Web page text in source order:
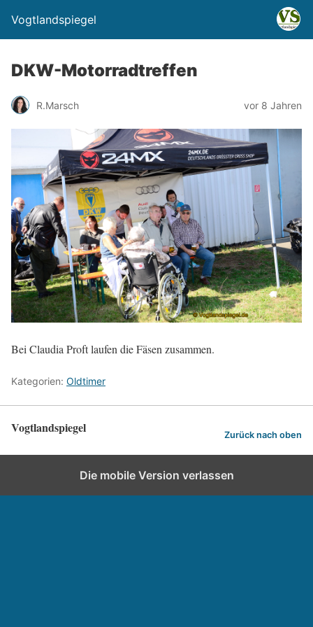
Vogtlandspiegel
DKW-Motorradtreffen
R.Marsch vor 8 Jahren
Bei Claudia Proft laufen die Fäsen zusammen.
Kategorien: Oldtimer
Vogtlandspiegel Zurück nach oben
Die mobile Version verlassen